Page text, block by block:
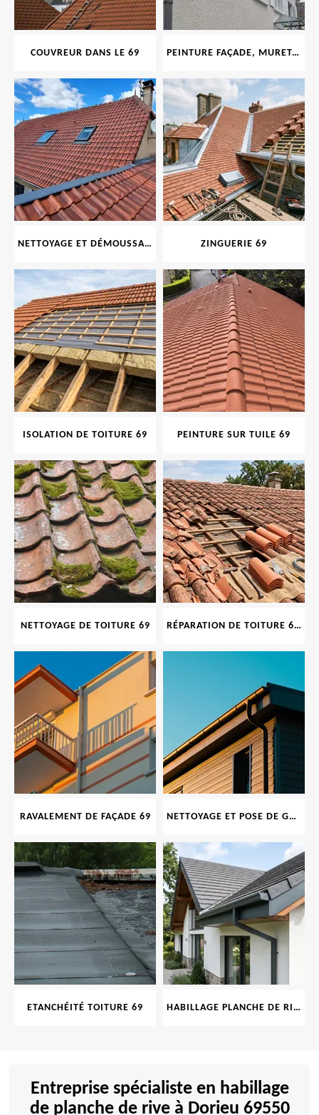
COUVREUR DANS LE 69 PEINTURE FAÇADE, MURET, TOITURE, BOISERIE, FERRONERIE, GOUTTIÈRE 69
NETTOYAGE ET DÉMOUSSAGE DE TOITURE ET FAÇADE 69 ZINGUERIE 69
ISOLATION DE TOITURE 69 PEINTURE SUR TUILE 69
NETTOYAGE DE TOITURE 69 RÉPARATION DE TOITURE 69 RHONE, TUILES CASSÉES OU ABIMÉES
RAVALEMENT DE FAÇADE 69 NETTOYAGE ET POSE DE GOUTTIÈRE 69
ETANCHÉITÉ TOITURE 69 HABILLAGE PLANCHE DE RIVE 69
Entreprise spécialiste en habillage
de planche de rive à Dorieu 69550